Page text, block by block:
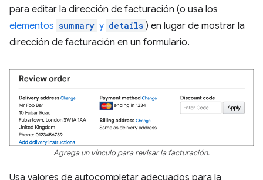
para editar la dirección de facturación (o usa los
elementos summary y details ) en lugar de mostrar la
dirección de facturación en un formulario.
Agrega un vínculo para revisar la facturación.